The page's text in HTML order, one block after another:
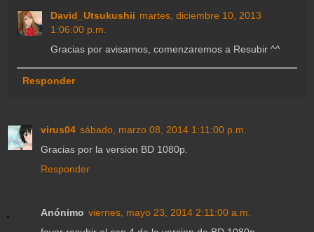
David_Utsukushii martes, diciembre 10, 2013
1:06:00 p.m.
Gracias por avisarnos, comenzaremos a Resubir ^^
Responder
virus04 sábado, marzo 08, 2014 1:11:00 p.m.
Gracias por la version BD 1080p.
Responder
Anónimo viernes, mayo 23, 2014 2:11:00 a.m.